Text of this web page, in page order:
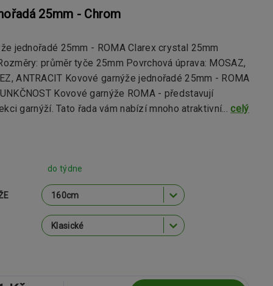
25mm - Chrom
jednořadé 25mm - ROMA Clarex crystal 25mm
průměr tyče 25mm Povrchová úprava: MOSAZ,
ANTRACIT Kovové garnýže jednořadé 25mm - ROMA
Kovové garnýže ROMA - představují
garnýží. Tato řada vám nabízí mnoho atraktivní...celý
do týdne